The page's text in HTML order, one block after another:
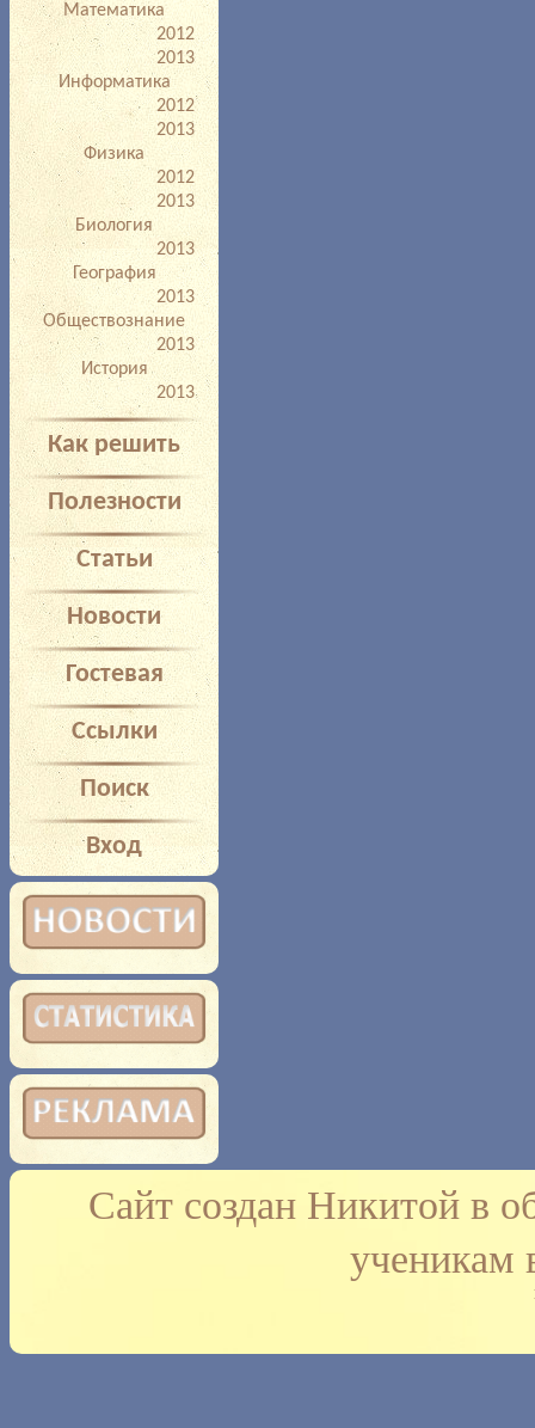
Математика
2012
2013
Информатика
2012
2013
Физика
2012
2013
Биология
2013
География
2013
Обществознание
2013
История
2013
Как решить
Полезности
Статьи
Новости
Гостевая
Ссылки
Поиск
Вход
Сайт создан Никитой в
ученикам